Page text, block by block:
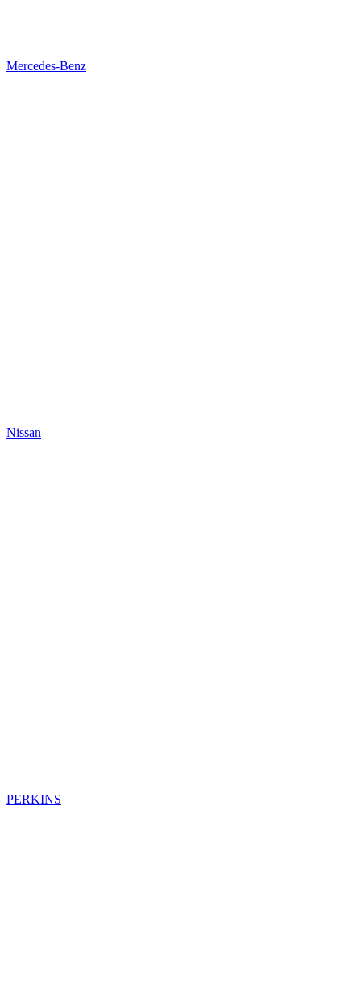
Mercedes-Benz
Nissan
PERKINS